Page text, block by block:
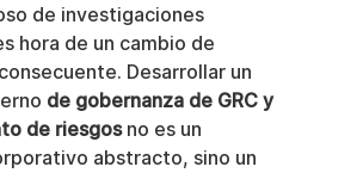
de investigaciones
hora de un cambio de
Desarrollar un
de gobernanza de GRC y
de riesgos no es un
abstracto, sino un